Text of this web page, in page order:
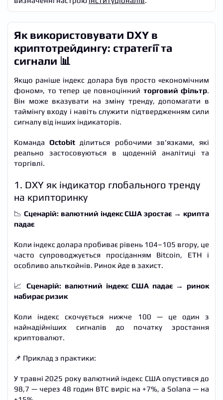
Як використовувати DXY в
криптотрейдингу: стратегії та
сигнали 📊
Якщо раніше індекс долара був просто «економічним
фоном», то тепер це повноцінний торговий фільтр.
Він може вказувати на зміну тренду, допомагати в
таймінгу входу і навіть служити підтвердженням сили
сигналу від інших індикаторів.
КомандаOctobit ділиться робочими зв’язками, які
реально застосовуються в щоденній аналітиці та
торгівлі.
1. DXY як індикатор глобального тренду
на крипторинку
📉 Сценарій: валютний індекс США зростає → крипта
падає
Коли індекс долара пробиває рівень 104–105 вгору, це
часто супроводжується просіданням Bitcoin, ETH і
особливо альткойнів. Ринок йде в захист.
📈Сценарій: валютний індекс США падає → ринок
набирає ризик
Коли індекс скочується нижче 100 — це один з
найнадійніших сигналів до початку зростання
криптовалют.
📌 Приклад з практики:
У травні 2025 року валютний індекс США опустився до
98,7 — через 48 годин BTC виріс на +7%, а Solana — на